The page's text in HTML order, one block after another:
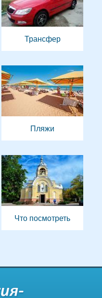
Трансфер
Пляжи
Что посмотреть